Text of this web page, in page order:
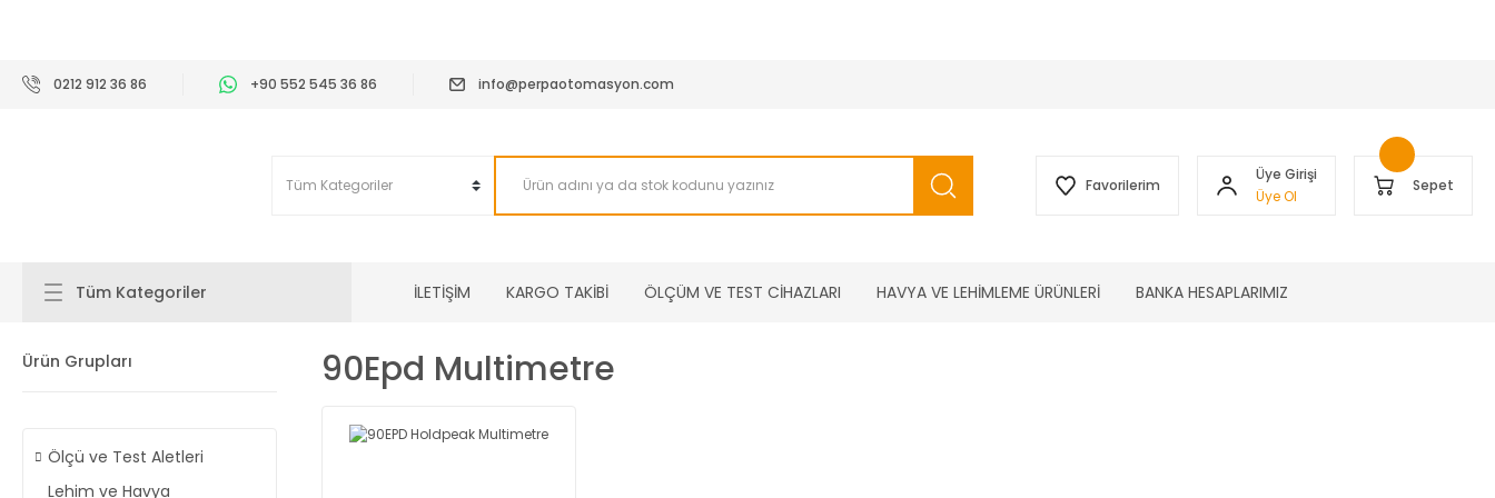
0212 912 36 86 +90 552 545 36 86 info@perpaotomasyon.com
Favorilerim
Üye Girişi
Üye Ol
Sepet
Tüm Kategoriler İLETİŞİM KARGO TAKİBİ ÖLÇÜM VE TEST CİHAZLARI HAVYA VE LEHİMLEME ÜRÜNLERİ BANKA HESAPLARIMIZ
Ürün Grupları
Ölçü ve Test Aletleri
Lehim ve Havya
90Epd Multimetre